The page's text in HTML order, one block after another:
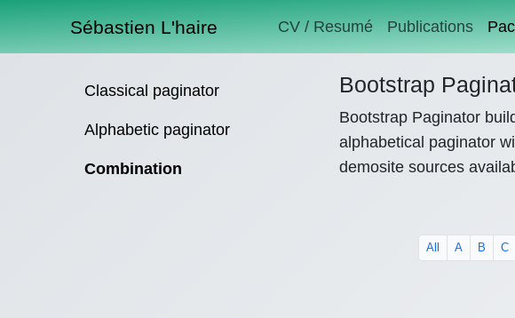
Sébastien L'haire CV / Resumé Publications
Classical paginator
Alphabetic paginator
Combination
Bootstrap
Bootstrap Paginator
alphabetical paginator
demosite sources
All A B C